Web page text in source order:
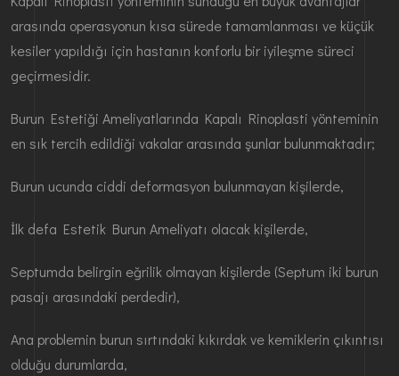
arasında operasyonun kısa sürede tamamlanması ve küçük
kesiler yapıldığı için hastanın konforlu bir iyileşme süreci
geçirmesidir.
Burun Estetiği Ameliyatlarında Kapalı Rinoplasti yönteminin
en sık tercih edildiği vakalar arasında şunlar bulunmaktadır;
Burun ucunda ciddi deformasyon bulunmayan kişilerde,
İlk defa Estetik Burun Ameliyatı olacak kişilerde,
Septumda belirgin eğrilik olmayan kişilerde (Septum iki burun
pasajı arasındaki perdedir),
Ana problemin burun sırtındaki kıkırdak ve kemiklerin çıkıntısı
olduğu durumlarda,